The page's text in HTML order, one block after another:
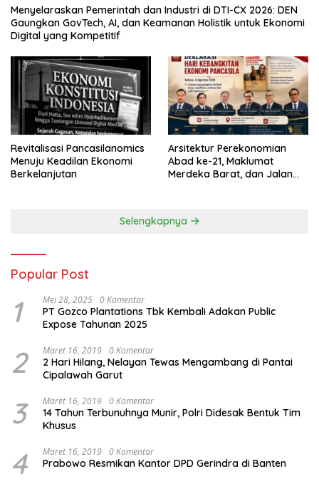
Menyelaraskan Pemerintah dan Industri di DTI-CX 2026: DEN
Gaungkan GovTech, AI, dan Keamanan Holistik untuk Ekonomi
Digital yang Kompetitif
Revitalisasi Pancasilanomics
Menuju Keadilan Ekonomi
Berkelanjutan
Arsitektur Perekonomian
Abad ke-21, Maklumat
Merdeka Barat, dan Jalan
Selengkapnya
Popular Post
1 Mei 28, 2025 0 Komentar
PT Gozco Plantations Tbk Kembali Adakan Public
Expose Tahunan 2025
2 Maret 16, 2019 0 Komentar
2 Hari Hilang, Nelayan Tewas Mengambang di Pantai
Cipalawah Garut
3 Maret 16, 2019 0 Komentar
14 Tahun Terbunuhnya Munir, Polri Didesak Bentuk Tim
Khusus
4 Maret 16, 2019 0 Komentar
Prabowo Resmikan Kantor DPD Gerindra di Banten